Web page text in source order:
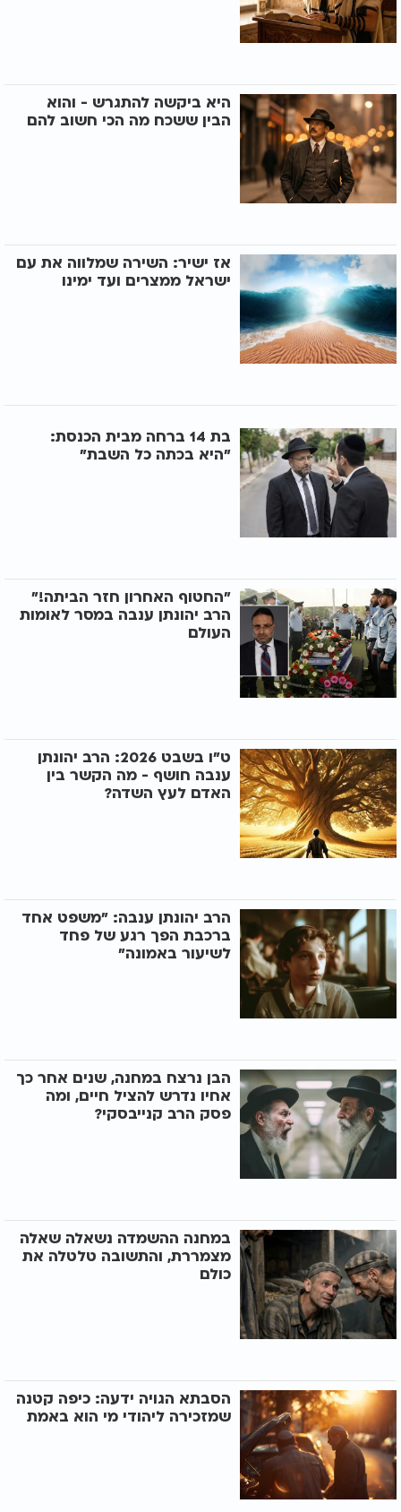
היא ביקשה להתגרש - והוא
הבין ששכח מה הכי חשוב להם
אז ישיר: השירה שמלווה את עם
ישראל ממצרים ועד ימינו
בת 14 ברחה מבית הכנסת:
"היא בכתה כל השבת"
"החטוף האחרון חזר הביתה!"
הרב יהונתן ענבה במסר לאומות
העולם
ט"ו בשבט 2026: הרב יהונתן
ענבה חושף - מה הקשר בין
האדם לעץ השדה?
הרב יהונתן ענבה: "משפט אחד
ברכבת הפך רגע של פחד
לשיעור באמונה"
הבן נרצח במחנה, שנים אחר כך
אחיו נדרש להציל חיים, ומה
פסק הרב קנייבסקי?
במחנה ההשמדה נשאלה שאלה
מצמררת, והתשובה טלטלה את
כולם
הסבתא הגויה ידעה: כיפה קטנה
שמזכירה ליהודי מי הוא באמת